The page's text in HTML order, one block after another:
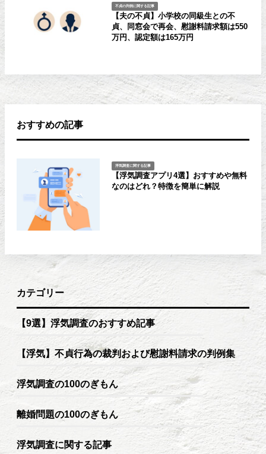
不貞の判例に関する記事
【夫の不貞】小学校の同級生との不
貞、同窓会で再会、慰謝料請求額は550
万円、認定額は165万円
おすすめの記事
浮気調査に関する記事
【浮気調査アプリ4選】おすすめや無料
なのはどれ？特徴を簡単に解説
カテゴリー
【9選】浮気調査のおすすめ記事
【浮気】不貞行為の裁判および慰謝料請求の判例集
浮気調査の100のぎもん
離婚問題の100のぎもん
浮気調査に関する記事